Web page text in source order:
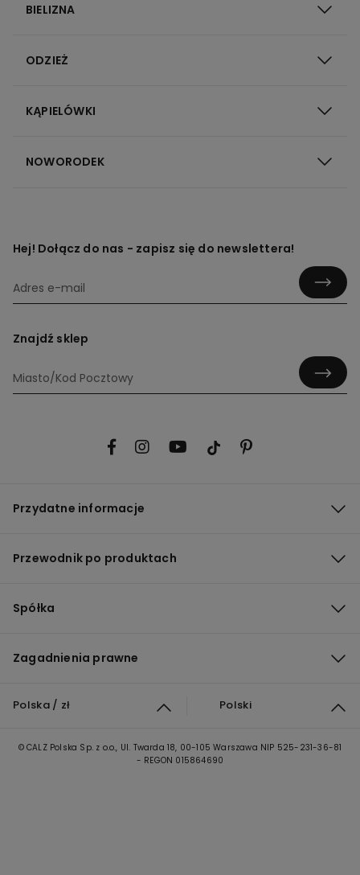
BIELIZNA
ODZIEŻ
KĄPIELÓWKI
NOWORODEK
Hej! Dołącz do nas - zapisz się do newslettera!
Znajdź sklep
Przydatne informacje
Przewodnik po produktach
Spółka
Zagadnienia prawne
Polska / zł Polski
© CALZ Polska Sp. z o.o., Ul. Twarda 18, 00-105 Warszawa NIP 525-231-36-81
- REGON 015864690